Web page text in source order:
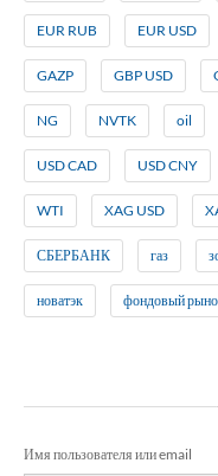
EUR RUB EUR USD
GAZP GBP USD
NG NVTK oil
USD CAD USD CNY
WTI XAG USD
СБЕРБАНК газ
новатэк фондовый
Имя пользователя или email